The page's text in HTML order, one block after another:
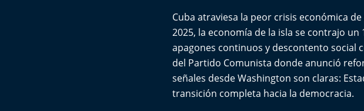
Cuba atraviesa la peor crisis económica
2025, la economía de la isla se contrajo
apagones continuos y descontento social
del Partido Comunista donde anunció
señales desde Washington son claras:
transición completa hacia la democracia.